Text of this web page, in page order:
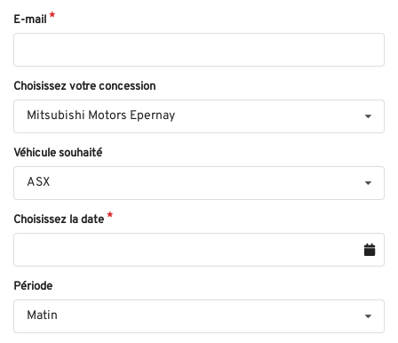
E-mail
Choisissez votre concession
Mitsubishi Motors Epernay
Véhicule souhaité
ASX
Choisissez la date
Période
Matin